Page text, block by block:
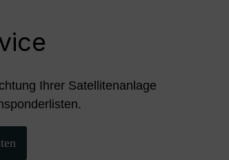
Ihrer Satellitenanlage